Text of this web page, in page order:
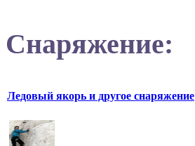
Снаряжение:
Ледовый якорь и другое снаряжение